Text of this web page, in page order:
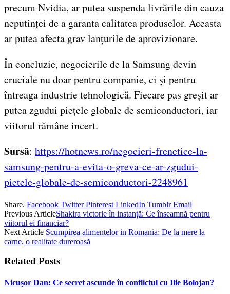
precum Nvidia, ar putea suspenda livrările din cauza
neputinței de a garanta calitatea produselor. Aceasta
ar putea afecta grav lanțurile de aprovizionare.
În concluzie, negocierile de la Samsung devin
cruciale nu doar pentru companie, ci și pentru
întreaga industrie tehnologică. Fiecare pas greșit ar
putea zgudui piețele globale de semiconductori, iar
viitorul rămâne incert.
Sursă: https://hotnews.ro/negocieri-frenetice-la-
samsung-pentru-a-evita-o-greva-ce-ar-zgudui-
pietele-globale-de-semiconductori-2248961
Share. Facebook Twitter Pinterest LinkedIn Tumblr Email
Previous ArticleShakira victorie în instanță: Ce înseamnă pentru
viitorul ei financiar?
Next Article Scumpirea alimentelor in Romania: De la mere la
carne, o realitate dureroasă
Related Posts
Nicușor Dan: Ce secret ascunde în conflictul cu Ilie Bolojan?